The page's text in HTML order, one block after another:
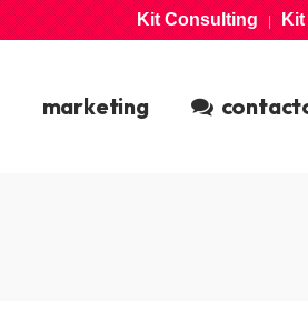
Kit Consulting|Kit
marketing